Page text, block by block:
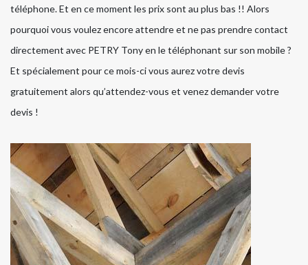
téléphone. Et en ce moment les prix sont au plus bas !! Alors
pourquoi vous voulez encore attendre et ne pas prendre contact
directement avec PETRY Tony en le téléphonant sur son mobile ?
Et spécialement pour ce mois-ci vous aurez votre devis
gratuitement alors qu’attendez-vous et venez demander votre
devis !